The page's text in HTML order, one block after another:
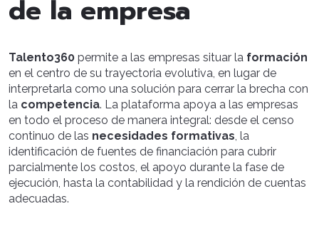
de la empresa
Talento360 permite a las empresas situar la formación
en el centro de su trayectoria evolutiva, en lugar de
interpretarla como una solución para cerrar la brecha con
la competencia. La plataforma apoya a las empresas
en todo el proceso de manera integral: desde el censo
continuo de las necesidades formativas, la
identificación de fuentes de financiación para cubrir
parcialmente los costos, el apoyo durante la fase de
ejecución, hasta la contabilidad y la rendición de cuentas
adecuadas.